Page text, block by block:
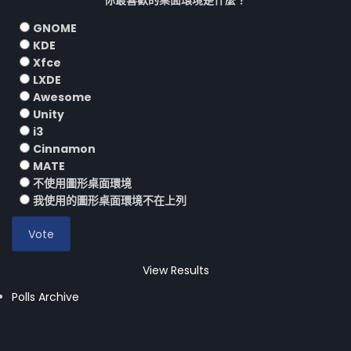
GNOME
KDE
Xfce
LXDE
Awesome
Unity
i3
Cinnamon
MATE
不使用圖形桌面環境
我使用的圖形桌面環境不在上列
View Results
Polls Archive